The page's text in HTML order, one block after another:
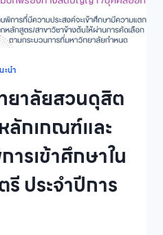
ะนำ
ยาลัยสวนดุสิต
ลักเกณฑ์และ
รเข้าศึกษาใน
ประจำปีการ